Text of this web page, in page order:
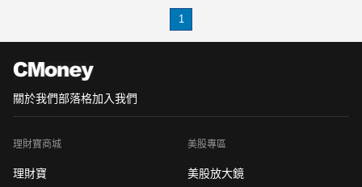
你有可能只是工作太勞累，
1
關於我們部落格加入我們
理財寶商城
理財寶
美股專區
美股放大鏡